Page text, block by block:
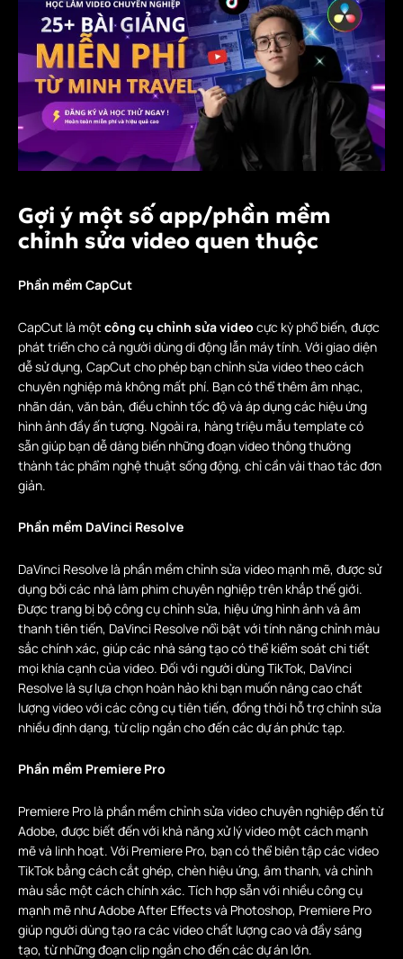
Gợi ý một số app/phần mềm
chỉnh sửa video quen thuộc
Phần mềm CapCut
CapCut là một công cụ chỉnh sửa video cực kỳ phổ biến, được
phát triển cho cả người dùng di động lẫn máy tính. Với giao diện
dễ sử dụng, CapCut cho phép bạn chỉnh sửa video theo cách
chuyên nghiệp mà không mất phí. Bạn có thể thêm âm nhạc,
nhãn dán, văn bản, điều chỉnh tốc độ và áp dụng các hiệu ứng
hình ảnh đầy ấn tượng. Ngoài ra, hàng triệu mẫu template có
sẵn giúp bạn dễ dàng biến những đoạn video thông thường
thành tác phẩm nghệ thuật sống động, chỉ cần vài thao tác đơn
giản.
Phần mềm DaVinci Resolve
DaVinci Resolve là phần mềm chỉnh sửa video mạnh mẽ, được sử
dụng bởi các nhà làm phim chuyên nghiệp trên khắp thế giới.
Được trang bị bộ công cụ chỉnh sửa, hiệu ứng hình ảnh và âm
thanh tiên tiến, DaVinci Resolve nổi bật với tính năng chỉnh màu
sắc chính xác, giúp các nhà sáng tạo có thể kiểm soát chi tiết
mọi khía cạnh của video. Đối với người dùng TikTok, DaVinci
Resolve là sự lựa chọn hoàn hảo khi bạn muốn nâng cao chất
lượng video với các công cụ tiên tiến, đồng thời hỗ trợ chỉnh sửa
nhiều định dạng, từ clip ngắn cho đến các dự án phức tạp.
Phần mềm Premiere Pro
Premiere Pro là phần mềm chỉnh sửa video chuyên nghiệp đến từ
Adobe, được biết đến với khả năng xử lý video một cách mạnh
mẽ và linh hoạt. Với Premiere Pro, bạn có thể biên tập các video
TikTok bằng cách cắt ghép, chèn hiệu ứng, âm thanh, và chỉnh
màu sắc một cách chính xác. Tích hợp sẵn với nhiều công cụ
mạnh mẽ như Adobe After Effects và Photoshop, Premiere Pro
giúp người dùng tạo ra các video chất lượng cao và đầy sáng
tạo, từ những đoạn clip ngắn cho đến các dự án lớn.